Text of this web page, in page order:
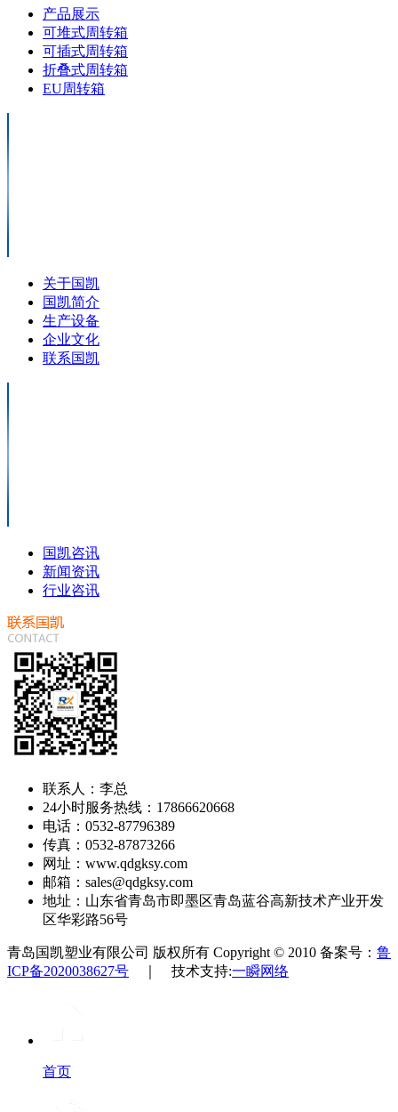
产品展示
可堆式周转箱
可插式周转箱
折叠式周转箱
EU周转箱
关于国凯
国凯简介
生产设备
企业文化
联系国凯
国凯咨讯
新闻资讯
行业咨讯
联系人：李总
24小时服务热线：17866620668
电话：0532-87796389
传真：0532-87873266
网址：www.qdgksy.com
邮箱：sales@qdgksy.com
地址：山东省青岛市即墨区青岛蓝谷高新技术产业开发
区华彩路56号
青岛国凯塑业有限公司 版权所有 Copyright © 2010 备案号： 鲁
ICP备2020038627号 ｜ 技术支持:一瞬网络
首页